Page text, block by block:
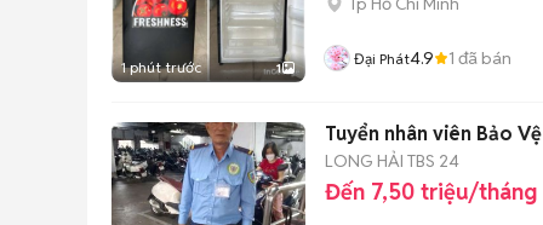
1 phút trước 1 Đại Phát4.9 1 đã bán
Tuyển nhân viên Bảo Vệ
LONG HẢI TBS 24
Đến 7,50 triệu/tháng